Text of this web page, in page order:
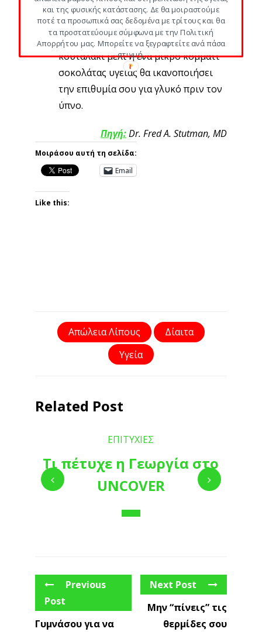
που έχουν χαμηλά λιπαρά και είναι
καλύτερες επιλογές από παγωτά και
κέικ. Ένα άπαχο γιαούρτι με ένα
κουταλάκι μέλι ή ένα μικρό κομμάτι
σοκολάτας υγείας θα ικανοποιήσει
την επιθυμία σου για γλυκό πριν τον
ύπνο.
Πηγή:Dr. Fred A. Stutman, MD
Μοιράσου αυτή τη σελίδα:
Email
Like this:
Απώλεια Λίπους
Δίαιτα
Υγεία
Related Post
ΕΠΙΤΥΧΙΕΣ
Τι πέτυχε η Γεωργία στο
UNCOVER
Previous
Post
Γυμνάσου για να
Next Post
Μην “πίνεις” τις
θερμίδες σου
και της φυσικής κατάστασης. Δε θα μοιραστούμε
ποτέ τα προσωπικά σας δεδομένα με τρίτους και θα
τα προστατεύουμε σύμφωνα με την Πολιτική
Απορρήτου μας. Μπορείτε να ξεγραφτείτε ανά πάσα
στιγμή.